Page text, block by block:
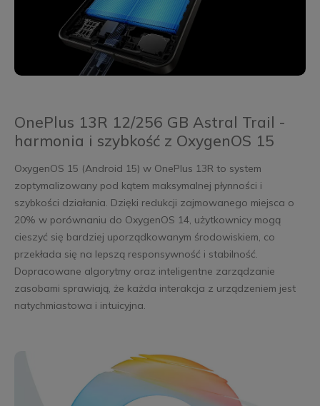
OnePlus 13R 12/256 GB Astral Trail -
harmonia i szybkość z OxygenOS 15
OxygenOS 15 (Android 15) w OnePlus 13R to system
zoptymalizowany pod kątem maksymalnej płynności i
szybkości działania. Dzięki redukcji zajmowanego miejsca o
20% w porównaniu do OxygenOS 14, użytkownicy mogą
cieszyć się bardziej uporządkowanym środowiskiem, co
przekłada się na lepszą responsywność i stabilność.
Dopracowane algorytmy oraz inteligentne zarządzanie
zasobami sprawiają, że każda interakcja z urządzeniem jest
natychmiastowa i intuicyjna.